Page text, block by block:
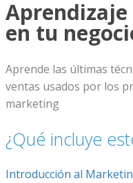
en tu
Aprende las últimas
ventas usados por los
marketing
¿Qué incluye
Introducción al